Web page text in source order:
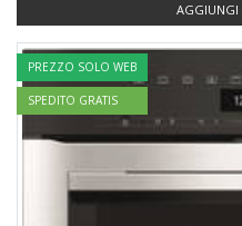
AGGIUNGI
PREZZO SOLO WEB
SPEDITO GRATIS